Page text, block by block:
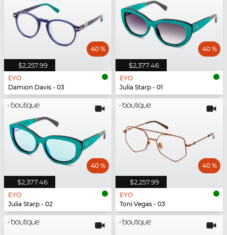
$2,257.99
40 %
EYO
Damion Davis - 03
$2,377.46
40 %
EYO
Julia Starp - 01
$2,377.46
40 %
EYO
Julia Starp - 02
$2,257.99
40 %
EYO
Toni Vegas - 03